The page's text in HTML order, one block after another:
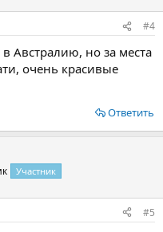
#4
Австралию, но за места
очень красивые
Ответить
Участник
#5